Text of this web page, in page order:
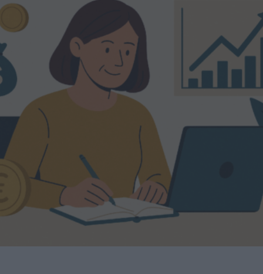
A propos
Fundora
Merci à notre partenaire !
Découvrez Fundora,
la plateforme qui démocratise l’investissement en private
equity et en dette privée.